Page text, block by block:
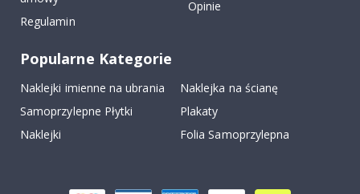
Regulamin
Opinie
Popularne Kategorie
Naklejki imienne na ubrania
Naklejka na ścianę
Samoprzylepne Płytki
Plakaty
Naklejki
Folia Samoprzylepna